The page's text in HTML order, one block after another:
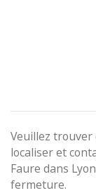
Veuillez
localiser et
Faure dans
fermeture.